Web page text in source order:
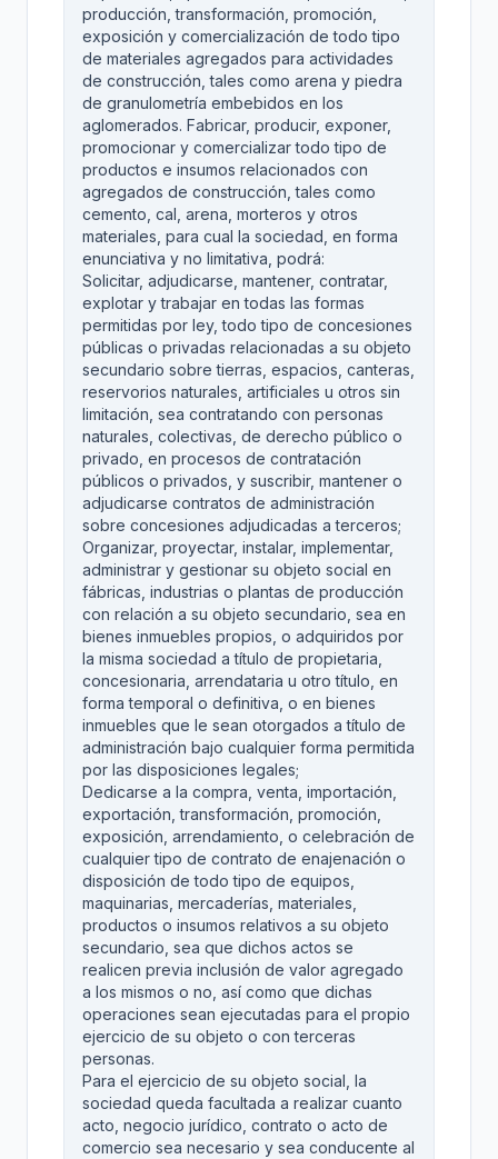
producción, transformación, promoción,
exposición y comercialización de todo tipo
de materiales agregados para actividades
de construcción, tales como arena y piedra
de granulometría embebidos en los
aglomerados. Fabricar, producir, exponer,
promocionar y comercializar todo tipo de
productos e insumos relacionados con
agregados de construcción, tales como
cemento, cal, arena, morteros y otros
materiales, para cual la sociedad, en forma
enunciativa y no limitativa, podrá:
Solicitar, adjudicarse, mantener, contratar,
explotar y trabajar en todas las formas
permitidas por ley, todo tipo de concesiones
públicas o privadas relacionadas a su objeto
secundario sobre tierras, espacios, canteras,
reservorios naturales, artificiales u otros sin
limitación, sea contratando con personas
naturales, colectivas, de derecho público o
privado, en procesos de contratación
públicos o privados, y suscribir, mantener o
adjudicarse contratos de administración
sobre concesiones adjudicadas a terceros;
Organizar, proyectar, instalar, implementar,
administrar y gestionar su objeto social en
fábricas, industrias o plantas de producción
con relación a su objeto secundario, sea en
bienes inmuebles propios, o adquiridos por
la misma sociedad a título de propietaria,
concesionaria, arrendataria u otro título, en
forma temporal o definitiva, o en bienes
inmuebles que le sean otorgados a título de
administración bajo cualquier forma permitida
por las disposiciones legales;
Dedicarse a la compra, venta, importación,
exportación, transformación, promoción,
exposición, arrendamiento, o celebración de
cualquier tipo de contrato de enajenación o
disposición de todo tipo de equipos,
maquinarias, mercaderías, materiales,
productos o insumos relativos a su objeto
secundario, sea que dichos actos se
realicen previa inclusión de valor agregado
a los mismos o no, así como que dichas
operaciones sean ejecutadas para el propio
ejercicio de su objeto o con terceras
personas.
Para el ejercicio de su objeto social, la
sociedad queda facultada a realizar cuanto
acto, negocio jurídico, contrato o acto de
comercio sea necesario y sea conducente al